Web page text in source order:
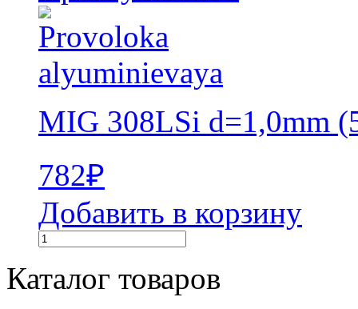
MIG 308LSi d=1,0mm
782₽
Добавить в корзину
Каталог товаров